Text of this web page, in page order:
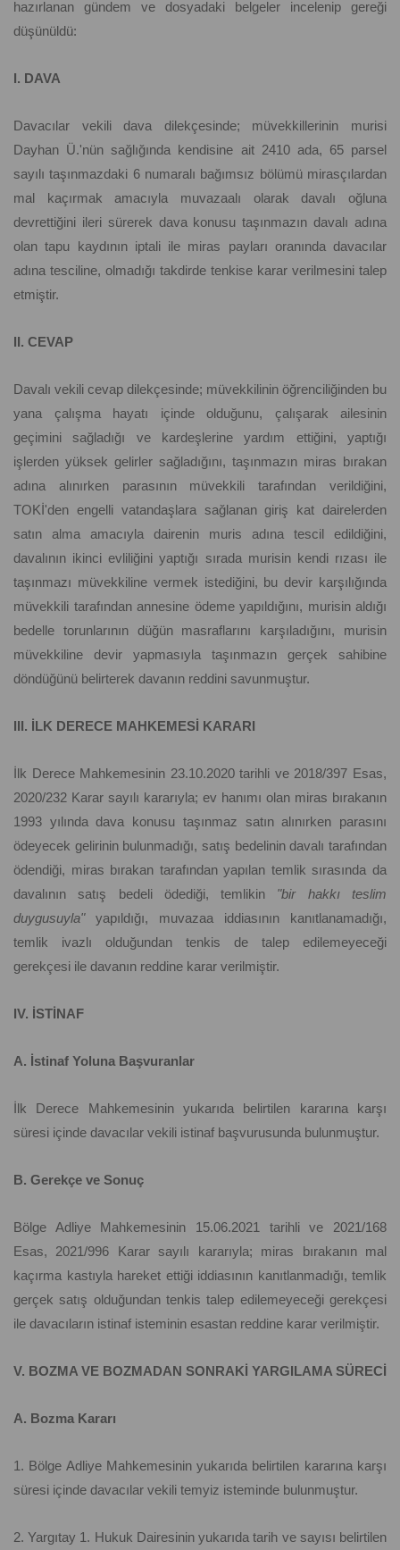
hazırlanan gündem ve dosyadaki belgeler incelenip gereği
düşünüldü:
I. DAVA
Davacılar vekili dava dilekçesinde; müvekkillerinin murisi
Dayhan Ü.'nün sağlığında kendisine ait 2410 ada, 65 parsel
sayılı taşınmazdaki 6 numaralı bağımsız bölümü mirasçılardan
mal kaçırmak amacıyla muvazaalı olarak davalı oğluna
devrettiğini ileri sürerek dava konusu taşınmazın davalı adına
olan tapu kaydının iptali ile miras payları oranında davacılar
adına tesciline, olmadığı takdirde tenkise karar verilmesini talep
etmiştir.
II. CEVAP
Davalı vekili cevap dilekçesinde; müvekkilinin öğrenciliğinden bu
yana çalışma hayatı içinde olduğunu, çalışarak ailesinin
geçimini sağladığı ve kardeşlerine yardım ettiğini, yaptığı
işlerden yüksek gelirler sağladığını, taşınmazın miras bırakan
adına alınırken parasının müvekkili tarafından verildiğini,
TOKİ'den engelli vatandaşlara sağlanan giriş kat dairelerden
satın alma amacıyla dairenin muris adına tescil edildiğini,
davalının ikinci evliliğini yaptığı sırada murisin kendi rızası ile
taşınmazı müvekkiline vermek istediğini, bu devir karşılığında
müvekkili tarafından annesine ödeme yapıldığını, murisin aldığı
bedelle torunlarının düğün masraflarını karşıladığını, murisin
müvekkiline devir yapmasıyla taşınmazın gerçek sahibine
döndüğünü belirterek davanın reddini savunmuştur.
III. İLK DERECE MAHKEMESİ KARARI
İlk Derece Mahkemesinin 23.10.2020 tarihli ve 2018/397 Esas,
2020/232 Karar sayılı kararıyla; ev hanımı olan miras bırakanın
1993 yılında dava konusu taşınmaz satın alınırken parasını
ödeyecek gelirinin bulunmadığı, satış bedelinin davalı tarafından
ödendiği, miras bırakan tarafından yapılan temlik sırasında da
davalının satış bedeli ödediği, temlikin "bir hakkı teslim
duygusuyla"yapıldığı, muvazaa iddiasının kanıtlanamadığı,
temlik ivazlı olduğundan tenkis de talep edilemeyeceği
gerekçesi ile davanın reddine karar verilmiştir.
IV. İSTİNAF
A. İstinaf Yoluna Başvuranlar
İlk Derece Mahkemesinin yukarıda belirtilen kararına karşı
süresi içinde davacılar vekili istinaf başvurusunda bulunmuştur.
B. Gerekçe ve Sonuç
Bölge Adliye Mahkemesinin 15.06.2021 tarihli ve 2021/168
Esas, 2021/996 Karar sayılı kararıyla; miras bırakanın mal
kaçırma kastıyla hareket ettiği iddiasının kanıtlanmadığı, temlik
gerçek satış olduğundan tenkis talep edilemeyeceği gerekçesi
ile davacıların istinaf isteminin esastan reddine karar verilmiştir.
V. BOZMA VE BOZMADAN SONRAKİ YARGILAMA SÜRECİ
A. Bozma Kararı
1. Bölge Adliye Mahkemesinin yukarıda belirtilen kararına karşı
süresi içinde davacılar vekili temyiz isteminde bulunmuştur.
2. Yargıtay 1. Hukuk Dairesinin yukarıda tarih ve sayısı belirtilen